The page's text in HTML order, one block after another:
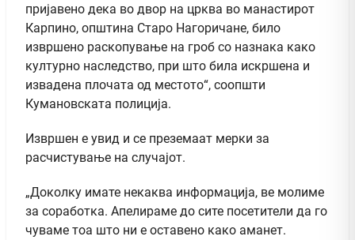
пријавено дека во двор на црква во манастирот
Карпино, општина Старо Нагоричане, било
извршено раскопување на гроб со назнака како
културно наследство, при што била искршена и
извадена плочата од местото“, соопшти
Кумановската полиција.
Извршен е увид и се преземаат мерки за
расчистување на случајот.
„Доколку имате некаква информација, ве молиме
за соработка. Апелираме до сите посетители да го
чуваме тоа што ни е оставено како аманет.